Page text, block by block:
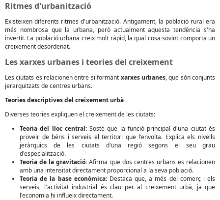
Ritmes d'urbanització
Existeixen diferents ritmes d'urbanització. Antigament, la població rural era
més nombrosa que la urbana, però actualment aquesta tendència s'ha
invertit. La població urbana creix molt ràpid, la qual cosa sovint comporta un
creixement desordenat.
Les xarxes urbanes i teories del creixement
Les ciutats es relacionen entre si formant xarxes urbanes, que són conjunts
jerarquitzats de centres urbans.
Teories descriptives del creixement urbà
Diverses teories expliquen el creixement de les ciutats:
Teoria del lloc central:Sosté que la funció principal d'una ciutat és
proveir de béns i serveis el territori que l'envolta. Explica els nivells
jeràrquics de les ciutats d'una regió segons el seu grau
d'especialització.
Teoria de la gravitació: Afirma que dos centres urbans es relacionen
amb una intensitat directament proporcional a la seva població.
Teoria de la base econòmica:Destaca que, a més del comerç i els
serveis, l'activitat industrial és clau per al creixement urbà, ja que
l'economia hi influeix directament.